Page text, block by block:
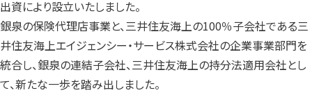
出資により設立いたしました。
銀泉の保険代理店事業と、三井住友海上の100％子会社である三
井住友海上エイジェンシー・サービス株式会社の企業事業部門を
統合し、銀泉の連結子会社、三井住友海上の持分法適用会社とし
て、新たな一歩を踏み出しました。